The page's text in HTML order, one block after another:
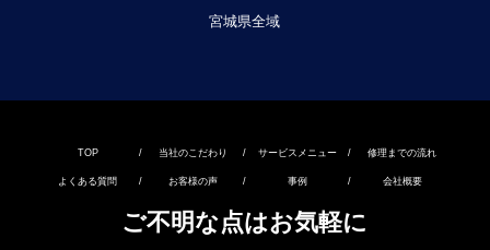
宮城県全域
TOP / 当社のこだわり / サービスメニュー / 修理までの流れ
よくある質問 / お客様の声 / 事例 / 会社概要
ご不明な点はお気軽に